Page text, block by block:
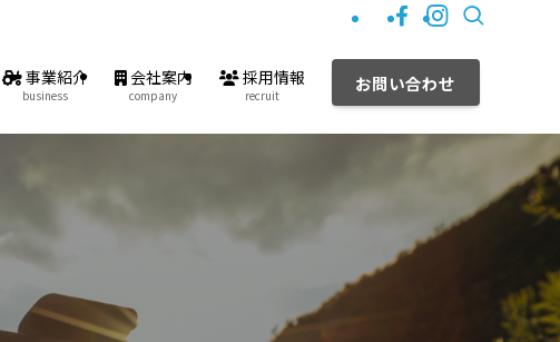
事業紹介
business
会社案内
company
採用情報
recruit
お問い合わせ